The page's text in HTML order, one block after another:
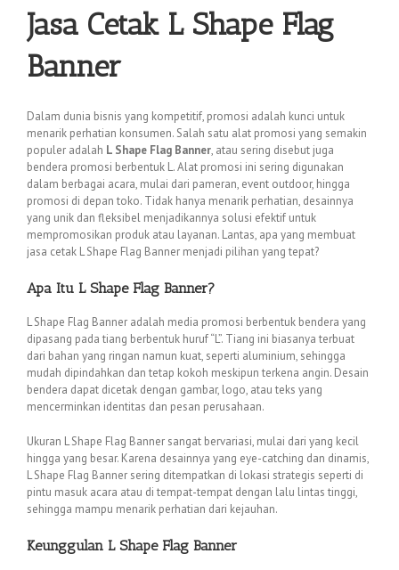
Jasa Cetak L Shape Flag
Banner
Dalam dunia bisnis yang kompetitif, promosi adalah kunci untuk
menarik perhatian konsumen. Salah satu alat promosi yang semakin
populer adalah L Shape Flag Banner, atau sering disebut juga
bendera promosi berbentuk L. Alat promosi ini sering digunakan
dalam berbagai acara, mulai dari pameran, event outdoor, hingga
promosi di depan toko. Tidak hanya menarik perhatian, desainnya
yang unik dan fleksibel menjadikannya solusi efektif untuk
mempromosikan produk atau layanan. Lantas, apa yang membuat
jasa cetak L Shape Flag Banner menjadi pilihan yang tepat?
Apa Itu L Shape Flag Banner?
L Shape Flag Banner adalah media promosi berbentuk bendera yang
dipasang pada tiang berbentuk huruf “L”. Tiang ini biasanya terbuat
dari bahan yang ringan namun kuat, seperti aluminium, sehingga
mudah dipindahkan dan tetap kokoh meskipun terkena angin. Desain
bendera dapat dicetak dengan gambar, logo, atau teks yang
mencerminkan identitas dan pesan perusahaan.
Ukuran L Shape Flag Banner sangat bervariasi, mulai dari yang kecil
hingga yang besar. Karena desainnya yang eye-catching dan dinamis,
L Shape Flag Banner sering ditempatkan di lokasi strategis seperti di
pintu masuk acara atau di tempat-tempat dengan lalu lintas tinggi,
sehingga mampu menarik perhatian dari kejauhan.
Keunggulan L Shape Flag Banner